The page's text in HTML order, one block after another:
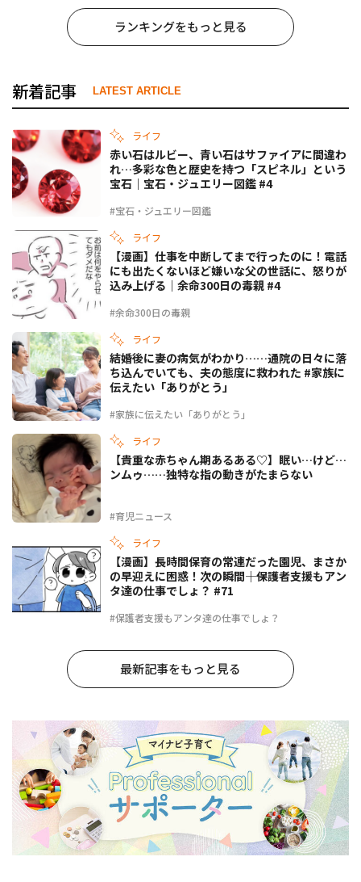
ランキングをもっと見る
新着記事 LATEST ARTICLE
ライフ
#宝石・ジュエリー図鑑
赤い石はルビー、青い石はサファイアに間違わ
れ…多彩な色と歴史を持つ「スピネル」という
宝石｜宝石・ジュエリー図鑑 #4
ライフ
#余命300日の毒親
【漫画】仕事を中断してまで行ったのに！電話
にも出たくないほど嫌いな父の世話に、怒りが
込み上げる｜余命300日の毒親 #4
ライフ
#家族に伝えたい「ありがとう」
結婚後に妻の病気がわかり……通院の日々に落
ち込んでいても、夫の態度に救われた #家族に
伝えたい「ありがとう」
ライフ
#育児ニュース
【貴重な赤ちゃん期あるある♡】眠い…けど…
ンムゥ……独特な指の動きがたまらない
ライフ
#保護者支援もアンタ達の仕事でしょ？
【漫画】長時間保育の常連だった園児、まさか
の早迎えに困惑！次の瞬間――｜保護者支援もアン
タ達の仕事でしょ？ #71
最新記事をもっと見る